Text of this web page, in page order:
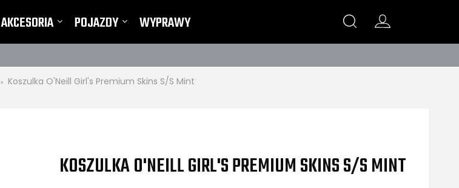
AKCESORIA POJAZDY
WYPRAWY
» Koszulka O'Neill Girl's Premium Skins S/S Mint
KOSZULKA O'NEILL GIRL'S PREMIUM SKINS S/S MINT